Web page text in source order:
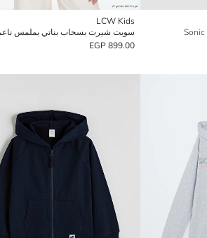
LCW Kids
899.00 EGP